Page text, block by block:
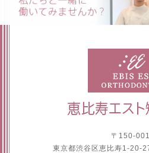
〒150-
東京都渋谷区恵比寿1-20-